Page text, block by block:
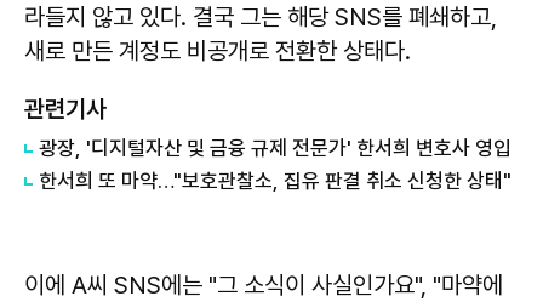
라들지 않고 있다. 결국 그는 해당 SNS를 폐쇄하고,
새로 만든 계정도 비공개로 전환한 상태다.
관련기사
광장, '디지털자산 및 금융 규제 전문가' 한서희 변호사 영입
한서희 또 마약…"보호관찰소, 집유 판결 취소 신청한 상태"
이에 A씨 SNS에는 "그 소식이 사실인가요", "마약에